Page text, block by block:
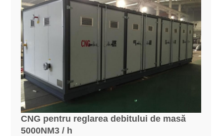
CNG pentru reglarea debitului de masă
5000NM3 / h